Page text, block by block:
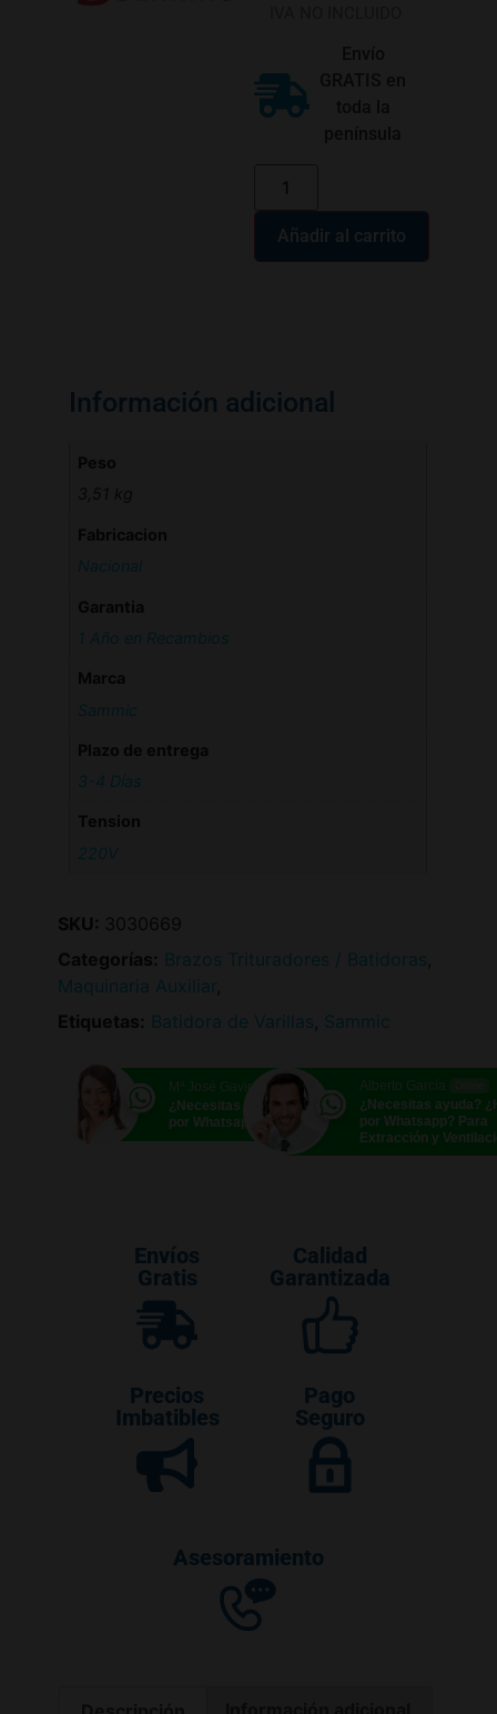
Añadir al carrito
Información adicional
Nacional
1 Año en Recambios
Sammic
3-4 Días
220V
SKU: 3030669
Categorías: Brazos Trituradores / Batidoras
Maquinaria Auxiliar
Etiquetas: Batidora de Varillas Sammic
Mª José Gavira Online
¿Necesitas ayuda? ¿Hablamos
por Whatsapp?
¿Necesitas ayuda?
por Whatsapp? Para
Extracción y
Envíos
Gratis
Calidad
Garantizada
Precios
Imbatibles
Pago
Seguro
Asesoramiento